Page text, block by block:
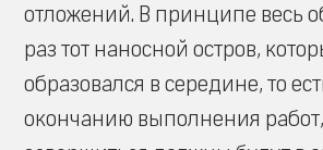
отложений. В принципе весь
раз тот наносной остров,
образовался в середине, то
окончанию выполнения